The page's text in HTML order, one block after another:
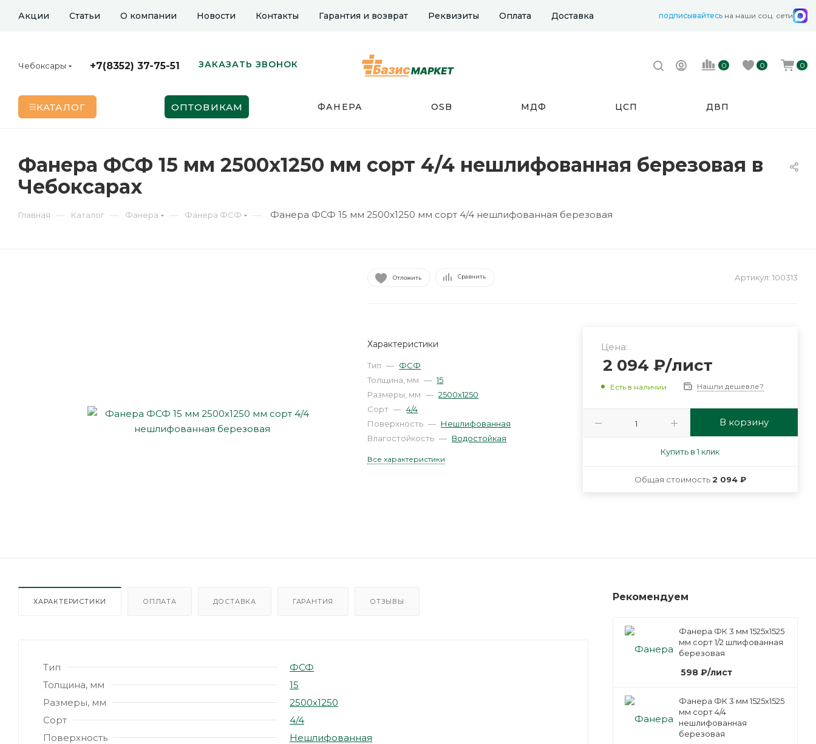
Акции Статьи О компании Новости Контакты Гарантия и возврат Реквизиты Оплата Доставка подписывайтесь на наши соц. сети
Чебоксары +7(8352) 37-75-51 ЗАКАЗАТЬ ЗВОНОК 0 0 0
КАТАЛОГ ОПТОВИКАМ ФАНЕРА OSB МДФ ЦСП ДВП
Фанера ФСФ 15 мм 2500х1250 мм сорт 4/4 нешлифованная березовая в
Чебоксарах
Главная — Каталог — Фанера — Фанера ФСФ — Фанера ФСФ 15 мм 2500х1250 мм сорт 4/4 нешлифованная березовая
Отложить Сравнить Артикул: 100313
Характеристики
Тип — ФСФ
Толщина, мм — 15
Размеры, мм — 2500х1250
Сорт — 4/4
Поверхность — Нешлифованная
Влагостойкость — Водостойкая
Все характеристики
Цена:
2 094 ₽/лист
Есть в наличии Нашли дешевле?
В корзину
Купить в 1 клик
Общая стоимость2 094 ₽
ХАРАКТЕРИСТИКИ ОПЛАТА ДОСТАВКА ГАРАНТИЯ ОТЗЫВЫ
Тип
ФСФ
Толщина, мм
15
Размеры, мм
2500х1250
Сорт
4/4
Поверхность
Нешлифованная
Рекомендуем
Фанера ФК 3 мм 1525х1525
мм сорт 1/2 шлифованная
березовая
598 ₽/лист
Фанера ФК 3 мм 1525х1525
мм сорт 4/4
нешлифованная
березовая